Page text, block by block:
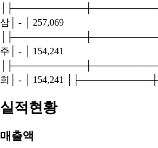
삼│ - │ 257,069
주│ - │ 154,241
희│ - │ 154,241
실적현황
매출액